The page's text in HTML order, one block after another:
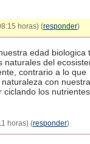
horas) (responder)
edad biologica
naturales del
contrario a lo que
con nuestra
ciclando los
horas) (responder)